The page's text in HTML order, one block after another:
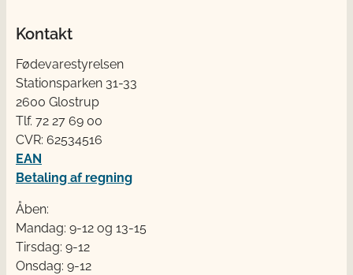
Kontakt
Fødevarestyrelsen
Stationsparken 31-33
2600 Glostrup
Tlf. 72 2​​​7 69 00
CVR: 62534516
EAN
Betaling af regning
Åben:
Mandag: 9-12 og 13-15
Tirsdag: 9-12
Onsdag: 9-12